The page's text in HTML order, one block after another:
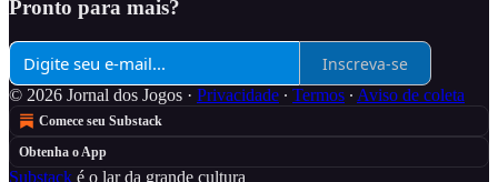
Pronto para mais?
Inscreva-se
© 2026 Jornal dos Jogos · Privacidade ∙ Termos ∙ Aviso de coleta
Comece seu Substack
Obtenha o App
Substack é o lar da grande cultura